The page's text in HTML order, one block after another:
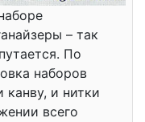
– так
По
наборов
канву, и нитки
всего